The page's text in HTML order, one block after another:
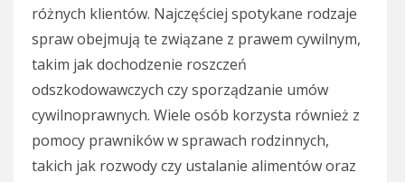
różnych klientów. Najczęściej spotykane rodzaje
spraw obejmują te związane z prawem cywilnym,
takim jak dochodzenie roszczeń
odszkodowawczych czy sporządzanie umów
cywilnoprawnych. Wiele osób korzysta również z
pomocy prawników w sprawach rodzinnych,
takich jak rozwody czy ustalanie alimentów oraz